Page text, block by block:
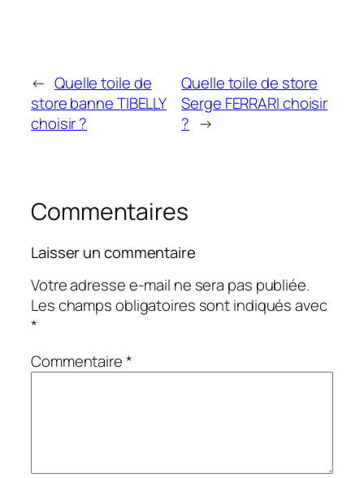
← Quelle toile de
store banne TIBELLY
choisir ?
Quelle toile de store
Serge FERRARI choisir
? →
Commentaires
Laisser un commentaire
Votre adresse e-mail ne sera pas publiée.
Les champs obligatoires sont indiqués avec
*
Commentaire*